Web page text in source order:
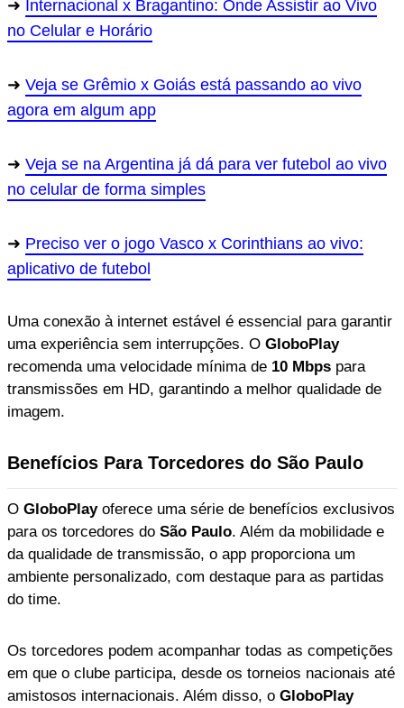
Internacional x Bragantino: Onde Assistir ao Vivo
no Celular e Horário
Veja se Grêmio x Goiás está passando ao vivo
agora em algum app
Veja se na Argentina já dá para ver futebol ao vivo
no celular de forma simples
Preciso ver o jogo Vasco x Corinthians ao vivo:
aplicativo de futebol
Uma conexão à internet estável é essencial para garantir
uma experiência sem interrupções. O GloboPlay
recomenda uma velocidade mínima de 10 Mbps para
transmissões em HD, garantindo a melhor qualidade de
imagem.
Benefícios Para Torcedores do São Paulo
O GloboPlayoferece uma série de benefícios exclusivos
para os torcedores do São Paulo. Além da mobilidade e
da qualidade de transmissão, o app proporciona um
ambiente personalizado, com destaque para as partidas
do time.
Os torcedores podem acompanhar todas as competições
em que o clube participa, desde os torneios nacionais até
amistosos internacionais. Além disso, o GloboPlay